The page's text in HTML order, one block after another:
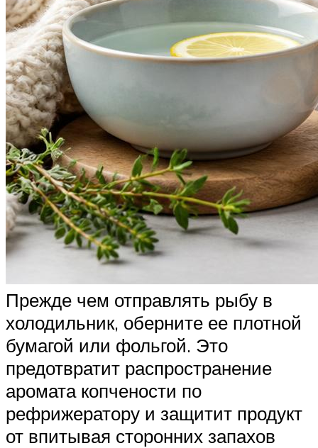
Прежде чем отправлять рыбу в
холодильник, оберните ее плотной
бумагой или фольгой. Это
предотвратит распространение
аромата копчености по
рефрижератору и защитит продукт
от впитывая сторонних запахов